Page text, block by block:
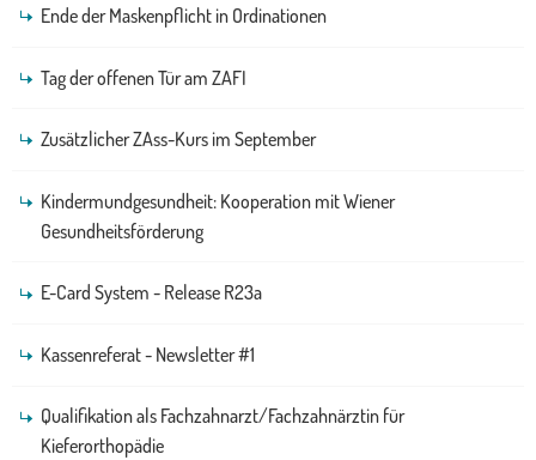
Ende der Maskenpflicht in Ordinationen
Tag der offenen Tür am ZAFI
Zusätzlicher ZAss-Kurs im September
Kindermundgesundheit: Kooperation mit Wiener
Gesundheitsförderung
E-Card System - Release R23a
Kassenreferat - Newsletter #1
Qualifikation als Fachzahnarzt/Fachzahnärztin für
Kieferorthopädie